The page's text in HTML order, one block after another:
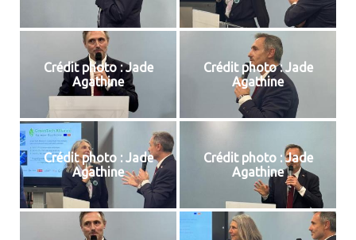
Crédit photo : Jade
Agathine
Crédit photo : Jade
Agathine
Crédit photo : Jade
Agathine
Crédit photo : Jade
Agathine